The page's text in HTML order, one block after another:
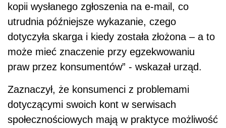
kopii wysłanego zgłoszenia na e-mail, co
utrudnia późniejsze wykazanie, czego
dotyczyła skarga i kiedy została złożona – a to
może mieć znaczenie przy egzekwowaniu
praw przez konsumentów” - wskazał urząd.
Zaznaczył, że konsumenci z problemami
dotyczącymi swoich kont w serwisach
społecznościowych mają w praktyce możliwość